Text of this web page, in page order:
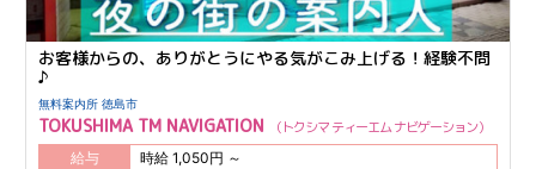
お客様からの、ありがとうにやる気がこみ上げる！経験不問
♪
無料案内所 徳島市
TOKUSHIMA TM NAVIGATION トクシマ ティーエム ナビゲーション
給与
時給 1,050円 ～